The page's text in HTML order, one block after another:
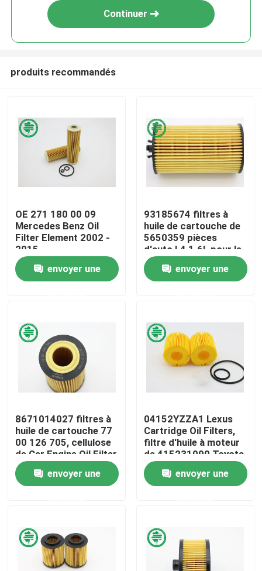
Maison
Produits
Au sujet de nous
Visite d'usine
Contrôle de qualité
Contactez-nous
Filtres à air de moteur de véhicule
Filtres à air des véhicules à moteur de cabine
Continuer
produits recommandés
OE 271 180 00 09
Mercedes Benz Oil
Filter Element 2002 -
2015
envoyer une
93185674 filtres à
huile de cartouche de
5650359 pièces
d'auto L4 1.6L pour le
GM Chevrolet Fiat
Opel
envoyer une
8671014027 filtres à
huile de cartouche 77
00 126 705, cellulose
de Car Engine Oil Filter
envoyer une
04152YZZA1 Lexus
Cartridge Oil Filters,
filtre d'huile à moteur
de 415231090 Toyota
envoyer une